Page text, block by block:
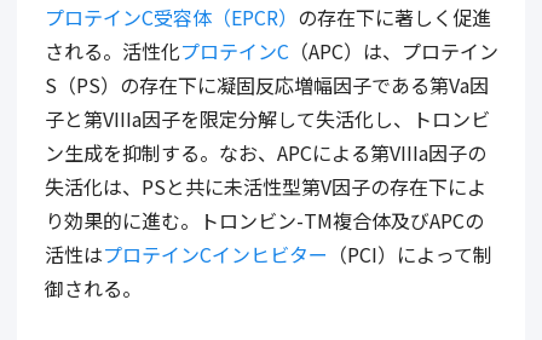
プロテインC受容体（EPCR） の存在下に著しく促進
される。活性化プロテインC（APC）は、プロテイン
S （PS）の存在下に凝固反応増幅因子である第Va因
子と第VIIIa因子を限定分解して失活化し、トロンビ
ン生成を抑制する。なお、 APCによる第VIIIa因子の
失活化は、 PSと共に未活性型第V因子の存在下によ
り効果的に進む。トロンビン-TM複合体及びAPCの
活性はプロテインCインヒビター （PCI）によって制
御される。